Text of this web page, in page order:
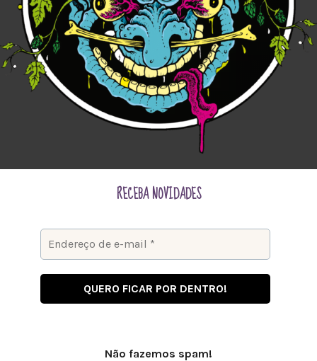
RECEBA NOVIDADES
Não fazemos spam!